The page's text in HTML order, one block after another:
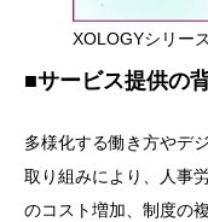
XOLOGYシリー
■サービス提供の
多様化する働き方やデ
取り組みにより、人事
のコスト増加、制度の